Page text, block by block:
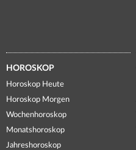
HOROSKOP
Horoskop Heute
Horoskop Morgen
Wochenhoroskop
Monatshoroskop
Jahreshoroskop